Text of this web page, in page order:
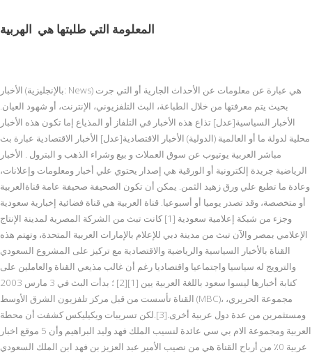
المعلومة التي طلبتها هي الهربية
الأخبار (بالإنجليزية: News) هي عبارة عن معلومات عن الأحداث الجارية أو التي جرت
بحيث يتم معرفتها من خلال الطباعة، البث التلفزيوني، الإنترنت، أو شهود العيان.
الأخبار السياسية[عدل] تذاع هذه الأخبار في التلفاز أو المذياع إما تكون هذه الأخبار
محلية لدولة ما أو العالمية (الدولية) الأخبار الاقتصادية[عدل] الأخبار الاقتصادية عبارة بث
مباشر العربية يوتيوب عن سوق العملات و بيع وشراء الذهب و البترول . الأخبار
الرياضية جريدة إلكترونية أو الورقية هي إصدار يحتوي علي أخبار ومعلومات وإعلانات،
وعادة ما تطبع علي ورق زهيد الثمن. يمكن أن تكون الصحيفة صحيفة عامة قناةالعربية
أو متخصصة، وقد تصدر يوميا أو أسبوعيا. قناة العربية هي قناة فضائية إخبارية سعودية
وجزء من شبكة إعلامية سعودية [1] كانت تبث من الشركة المصرية لمدينة الإنتاج
الإعلامي بمصر والآن تبث من مدينة دبي للإعلام بالإمارات العربية المتحدة، وتهتم هذه
القناة بالأخبار السياسية والرياضية والاقتصادية مع تركيز على المشروع السعودي
والترويج له سياسيا واجتماعيا واقتصاديا رغم أن غالب مذيعي القناة والعاملين على
كتابة أخبارها ليسوا سعود باللغة العربية يين [1][2] ؛ بدأت البث في 3 مارس 2003
القناة تأسست من قبل مركز تلفزيون الشرق الأوسط (MBC)، مجموعة الحريري،
ومستثمرين من عدة دول عربية أخرى.[3].لكن تسريبات ويكيليكس كشفت أن محطة
العربية ومجموعة الام بي سي عائدة لنسيب الملك فهد وليد البراهيم وأن 5 موقع اخبار
عربية 0٪ من أرباح القناة هي من نصيب الأمير عبد العزيز بن فهد ابن الملك السعودي